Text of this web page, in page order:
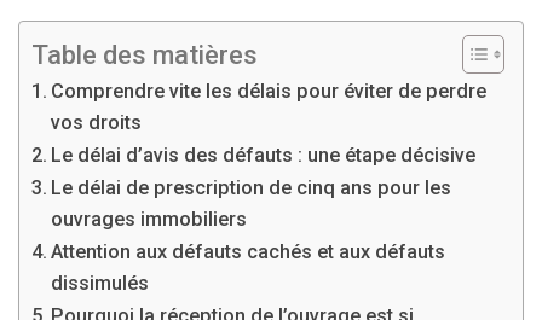
Table des matières
Comprendre vite les délais pour éviter de perdre
vos droits
Le délai d’avis des défauts : une étape décisive
Le délai de prescription de cinq ans pour les
ouvrages immobiliers
Attention aux défauts cachés et aux défauts
dissimulés